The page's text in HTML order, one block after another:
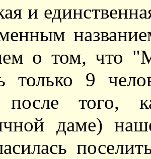
и
о том,
только 9
после
даме)